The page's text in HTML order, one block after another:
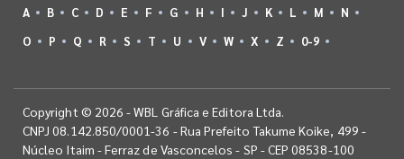
A B C D E F G H I J K L M
N
O
P Q R S T U V W X Z 0-9
Copyright © 2026 - WBL Gráfica e Editora Ltda.
CNPJ 08.142.850/0001-36 - Rua Prefeito Takume Koike, 499 -
Núcleo Itaim - Ferraz de Vasconcelos - SP - CEP 08538-100